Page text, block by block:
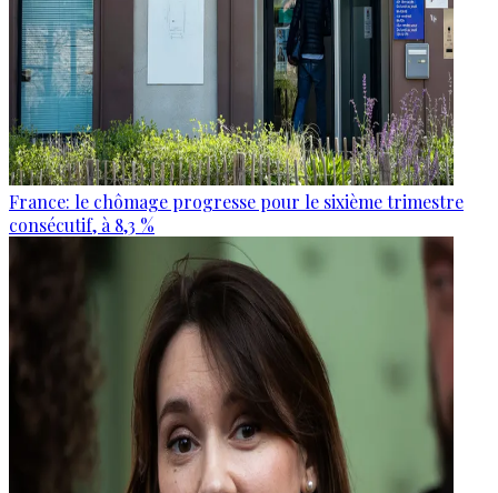
France: le chômage progresse pour le sixième trimestre
consécutif, à 8,3 %